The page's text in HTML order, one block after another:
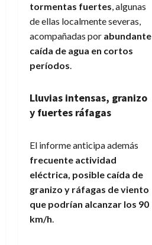
tormentas fuertes, algunas
de ellas localmente severas,
acompañadas por abundante
caída de agua en cortos
períodos.
Lluvias intensas, granizo
y fuertes ráfagas
El informe anticipa además
frecuente actividad
eléctrica, posible caída de
granizo y ráfagas de viento
que podrían alcanzar los 90
km/h.